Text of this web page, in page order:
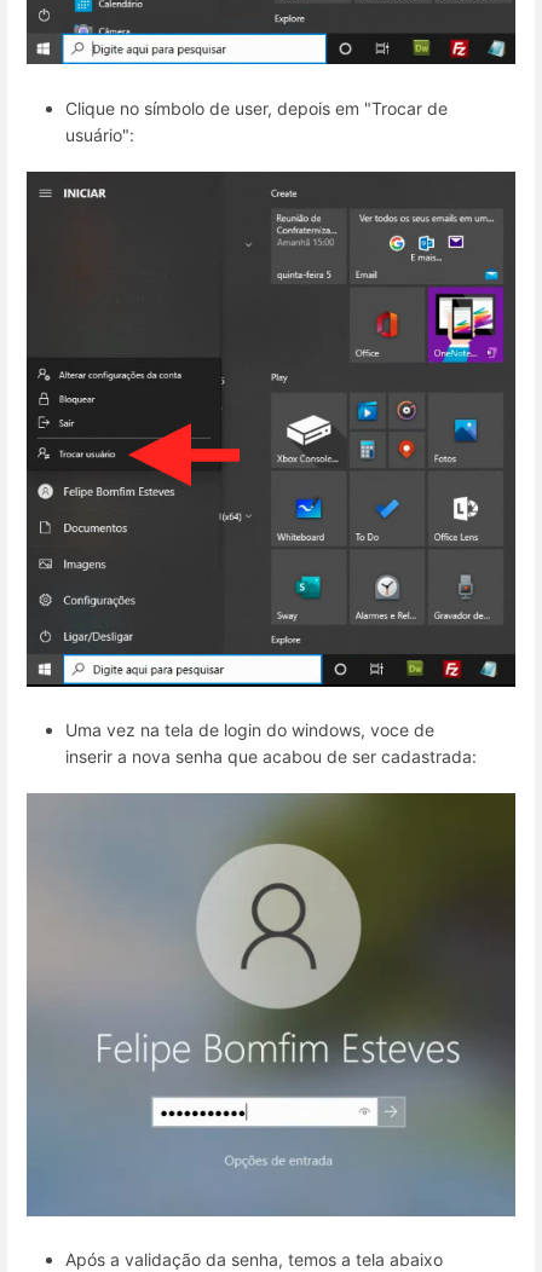
Clique no símbolo de user, depois em "Trocar de
usuário":
Uma vez na tela de login do windows, voce de
inserir a nova senha que acabou de ser cadastrada:
Após a validação da senha, temos a tela abaixo